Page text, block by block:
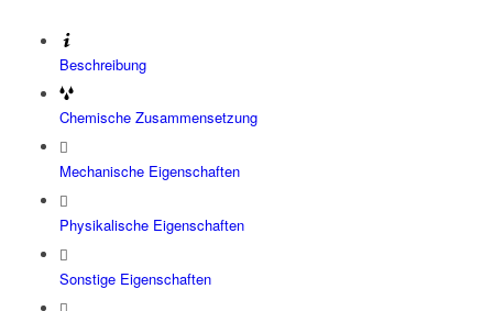
Beschreibung
Chemische Zusammensetzung
Mechanische Eigenschaften
Physikalische Eigenschaften
Sonstige Eigenschaften